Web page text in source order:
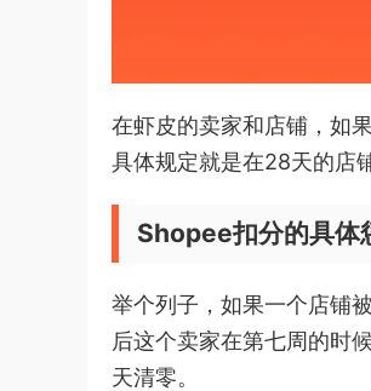
在虾皮的卖家和店铺，如
具体规定就是在28天的店
Shopee扣分的具体
举个列子，如果一个店铺
后这个卖家在第七周的时
天清零。